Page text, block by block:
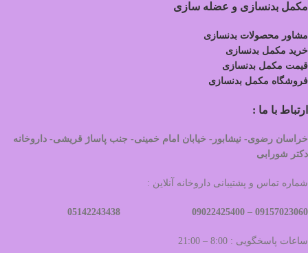
مکمل بدنسازی و عضله سازی
مشاور محصولات بدنسازی
خرید مکمل بدنسازی
قیمت مکمل بدنسازی
فروشگاه مکمل بدنسازی
ارتباط با ما :
خراسان رضوی- نیشابور- خیابان امام خمینی- جنب پاساژ قریشی- داروخانه
دکتر شورابی
شماره تماس و پشتیبانی داروخانه آنلاین :
09157023060 –
ساعات پاسخگویی : 8:00 – 21:00